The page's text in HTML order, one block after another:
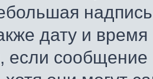
дату и
если